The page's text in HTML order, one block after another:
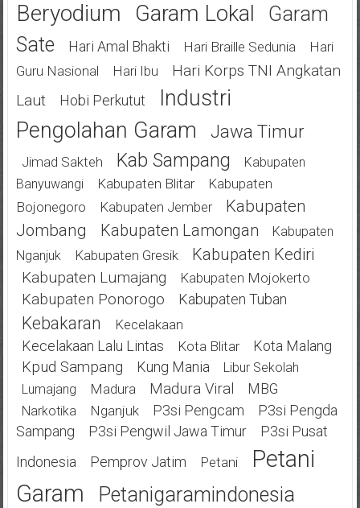
Beryodium Garam Lokal
Garam
Sate
Hari Amal Bhakti Hari Braille Sedunia
Hari
Guru Nasional
Hari Ibu
Hari Korps TNI Angkatan
Laut
Hobi Perkutut
Industri
Pengolahan Garam
Jawa Timur
Jimad Sakteh Kab Sampang
Kabupaten
Banyuwangi
Kabupaten Blitar
Kabupaten
Bojonegoro
Kabupaten Jember
Kabupaten
Jombang
Kabupaten Lamongan
Kabupaten
Nganjuk
Kabupaten Gresik Kabupaten Kediri
Kabupaten Lumajang Kabupaten Mojokerto
Kabupaten Ponorogo Kabupaten Tuban
Kebakaran Kecelakaan
Kecelakaan Lalu Lintas Kota Blitar Kota Malang
Kpud Sampang Kung Mania
Libur Sekolah
Lumajang
Madura Madura Viral MBG
Narkotika Nganjuk P3si Pengcam
P3si Pengda
Sampang
P3si Pengwil Jawa Timur
P3si Pusat
Indonesia
Pemprov Jatim Petani
Petani
Garam
Petanigaramindonesia